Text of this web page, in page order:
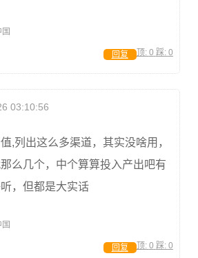
顶: 0 踩: 0
回复
03:10:56
,列出这么多渠道，其实没啥用，
么几个，中个算算投入产出吧有
，但都是大实话
顶: 0 踩: 0
回复